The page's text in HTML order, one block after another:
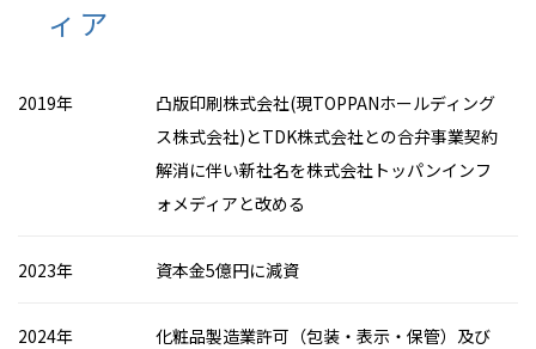
ィア
2019年
凸版印刷株式会社(現TOPPANホールディング
ス株式会社)とTDK株式会社との合弁事業契約
解消に伴い新社名を株式会社トッパンインフ
ォメディアと改める
2023年 資本金5億円に減資
2024年
化粧品製造業許可（包装・表示・保管）及び